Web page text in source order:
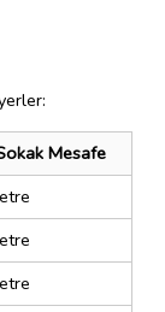
Mesafe